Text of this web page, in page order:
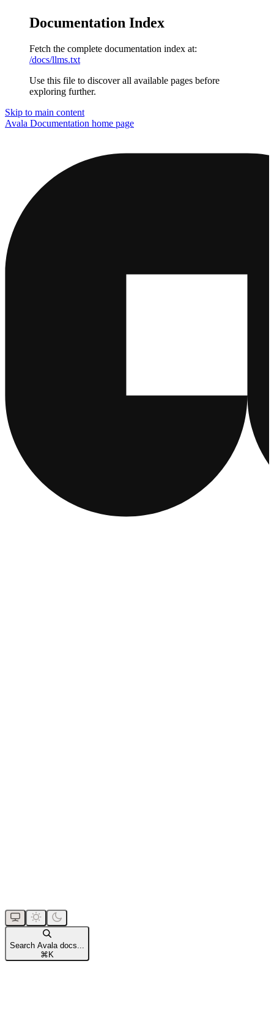
Documentation Index
Fetch the complete documentation index at:
/docs/llms.txt
Use this file to discover all available pages before
exploring further.
Skip to main content
Avala Documentation home page
Search Avala docs...
⌘ K